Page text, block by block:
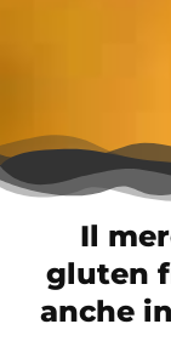
Il
gluten
anche